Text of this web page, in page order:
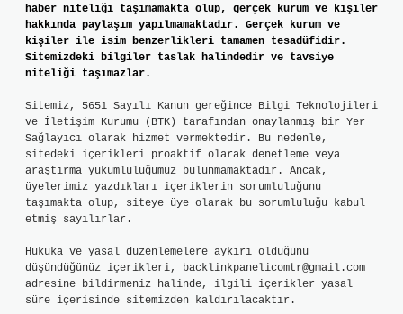
haber niteliği taşımamakta olup, gerçek kurum ve kişiler
hakkında paylaşım yapılmamaktadır. Gerçek kurum ve
kişiler ile isim benzerlikleri tamamen tesadüfidir.
Sitemizdeki bilgiler taslak halindedir ve tavsiye
niteliği taşımazlar.
Sitemiz, 5651 Sayılı Kanun gereğince Bilgi Teknolojileri
ve İletişim Kurumu (BTK) tarafından onaylanmış bir Yer
Sağlayıcı olarak hizmet vermektedir. Bu nedenle,
sitedeki içerikleri proaktif olarak denetleme veya
araştırma yükümlülüğümüz bulunmamaktadır. Ancak,
üyelerimiz yazdıkları içeriklerin sorumluluğunu
taşımakta olup, siteye üye olarak bu sorumluluğu kabul
etmiş sayılırlar.
Hukuka ve yasal düzenlemelere aykırı olduğunu
düşündüğünüz içerikleri, backlinkpanelicomtr@gmail.com
adresine bildirmeniz halinde, ilgili içerikler yasal
süre içerisinde sitemizden kaldırılacaktır.